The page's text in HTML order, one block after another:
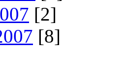
[2]
[8]